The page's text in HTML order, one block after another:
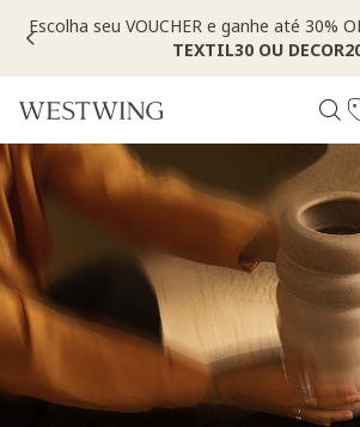
Escolha seu VOUCHER e ganhe até
TEXTIL30 OU